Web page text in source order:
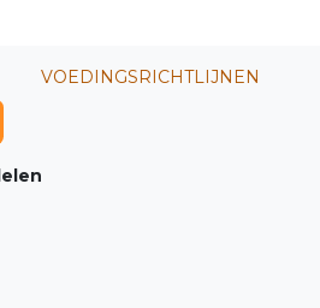
VOEDINGSRICHTLIJNEN